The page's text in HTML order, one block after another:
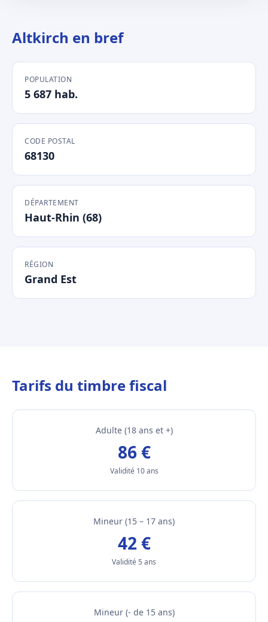
Altkirch en bref
POPULATION
5 687 hab.
CODE POSTAL
68130
DÉPARTEMENT
Haut-Rhin (68)
RÉGION
Grand Est
Tarifs du timbre fiscal
Adulte (18 ans et +)
86 €
Validité 10 ans
Mineur (15 – 17 ans)
42 €
Validité 5 ans
Mineur (- de 15 ans)